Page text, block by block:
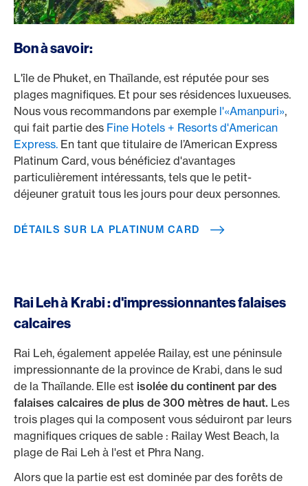
Bon à savoir:
L'île de Phuket, en Thaïlande, est réputée pour ses
plages magnifiques. Et pour ses résidences luxueuses.
Nous vous recommandons par exemple l'«Amanpuri»,
qui fait partie des Fine Hotels + Resorts d'American
Express. En tant que titulaire de l’American Express
Platinum Card, vous bénéficiez d'avantages
particulièrement intéressants, tels que le petit-
déjeuner gratuit tous les jours pour deux personnes.
DÉTAILS SUR LA PLATINUM CARD
Rai Leh à Krabi : d'impressionnantes falaises
calcaires
Rai Leh, également appelée Railay, est une péninsule
impressionnante de la province de Krabi, dans le sud
de la Thaïlande. Elle est isolée du continent par des
falaises calcaires de plus de 300 mètres de haut. Les
trois plages qui la composent vous séduiront par leurs
magnifiques criques de sable : Railay West Beach, la
plage de Rai Leh à l'est et Phra Nang.
Alors que la partie est est dominée par des forêts de